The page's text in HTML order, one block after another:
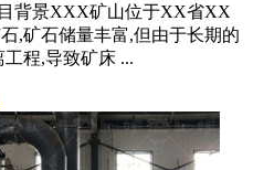
背景XXX矿山位于XX省XX
,矿石储量丰富,但由于长期的
程,导致矿床 ...